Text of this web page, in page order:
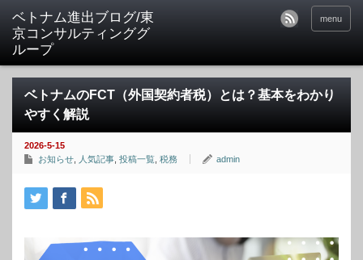
ベトナム進出ブログ/東
京コンサルティンググ
ループ
menu
ベトナムのFCT（外国契約者税）とは？基本をわかり
やすく解説
2026-5-15
お知らせ
人気記事 投稿一覧 税務 admin